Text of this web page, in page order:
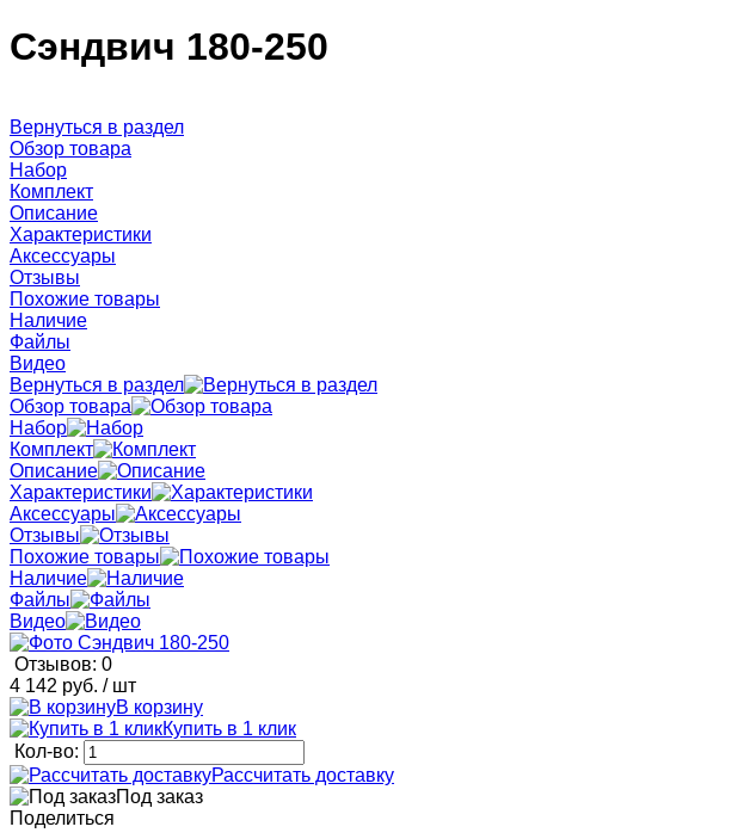
Сэндвич 180-250
Вернуться в раздел
Обзор товара
Набор
Комплект
Описание
Характеристики
Аксессуары
Отзывы
Похожие товары
Наличие
Файлы
Видео
Вернуться в раздел
Обзор товара
Набор
Комплект
Описание
Характеристики
Аксессуары
Отзывы
Похожие товары
Наличие
Файлы
Видео
Отзывов: 0
4 142 руб. / шт
В корзину
Купить в 1 клик
Кол-во:
Рассчитать доставку
Под заказ
Поделиться